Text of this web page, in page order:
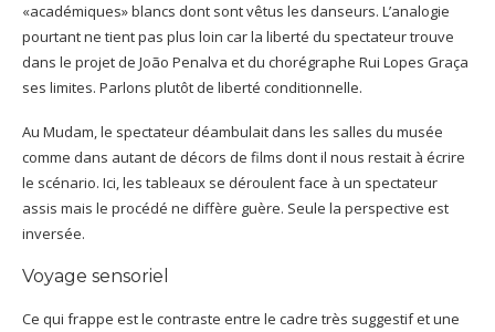
«académiques» blancs dont sont vêtus les danseurs. L’analogie
pourtant ne tient pas plus loin car la liberté du spectateur trouve
dans le projet de João Penalva et du chorégraphe Rui Lopes Graça
ses limites. Parlons plutôt de liberté conditionnelle.
Au Mudam, le spectateur déambulait dans les salles du musée
comme dans autant de décors de films dont il nous restait à écrire
le scénario. Ici, les tableaux se déroulent face à un spectateur
assis mais le procédé ne diffère guère. Seule la perspective est
inversée.
Voyage sensoriel
Ce qui frappe est le contraste entre le cadre très suggestif et une